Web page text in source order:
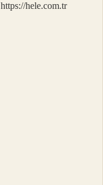
https://hele.com.tr